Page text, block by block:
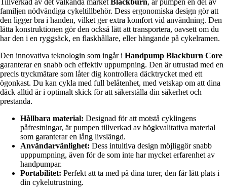
Tillverkad av det välkända märket Blackburn, är pumpen en del av
familjen nödvändiga cykeltillbehör. Dess ergonomiska design gör att
den ligger bra i handen, vilket ger extra komfort vid användning. Den
lätta konstruktionen gör den också lätt att transportera, oavsett om du
har den i en ryggsäck, en flaskhållare, eller hängande på cykelramen.
Den innovativa teknologin som ingår i Handpump Blackburn Core
garanterar en snabb och effektiv uppumpning. Den är utrustad med en
precis tryckmätare som låter dig kontrollera däcktrycket med ett
ögonkast. Du kan cykla med full belåtenhet, med vetskap om att dina
däck alltid är i optimalt skick för att säkerställa din säkerhet och
prestanda.
Hållbara material: Designad för att motstå cyklingens
påfrestningar, är pumpen tillverkad av högkvalitativa material
som garanterar en lång livslängd.
Användarvänlighet: Dess intuitiva design möjliggör snabb
upppumpning, även för de som inte har mycket erfarenhet av
handpumpar.
Portabilitet: Perfekt att ta med på dina turer, den får lätt plats i
din cykelutrustning.